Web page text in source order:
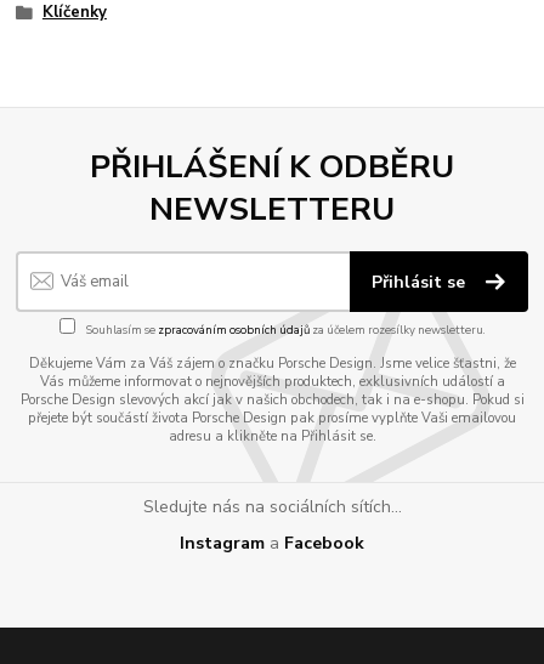
Klíčenky
PŘIHLÁŠENÍ K ODBĚRU
NEWSLETTERU
Přihlásit se
Souhlasím se zpracováním osobních údajůza účelem rozesílky newsletteru.
Děkujeme Vám za Váš zájem o značku Porsche Design. Jsme velice šťastni, že
Vás můžeme informovat o nejnovějších produktech, exklusivních událostí a
Porsche Design slevových akcí jak v našich obchodech, tak i na e-shopu. Pokud si
přejete být součástí života Porsche Design pak prosíme vyplňte Vaši emailovou
adresu a klikněte na Přihlásit se.
Sledujte nás na sociálních sítích...
Instagram a Facebook